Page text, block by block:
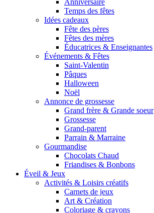
Temps des fêtes
Idées cadeaux
Fête des pères
Fêtes des mères
Éducatrices & Enseignantes
Événements & Fêtes
Saint-Valentin
Pâques
Halloween
Noël
Annonce de grossesse
Grand frère & Grande soeur
Grossesse
Grand-parent
Parrain & Marraine
Gourmandise
Chocolats Chaud
Friandises & Bonbons
Éveil & Jeux
Activités & Loisirs créatifs
Carnets de jeux
Art & Création
Coloriage & crayons